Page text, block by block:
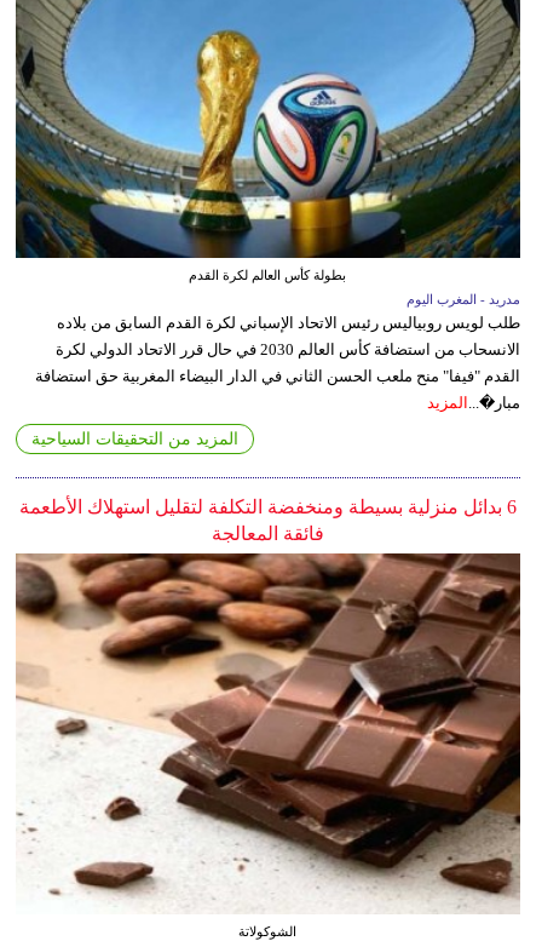
بطولة كأس العالم لكرة القدم
مدريد - المغرب اليوم
طلب لويس روبياليس رئيس الاتحاد الإسباني لكرة القدم السابق من بلاده
الانسحاب من استضافة كأس العالم 2030 في حال قرر الاتحاد الدولي لكرة
القدم "فيفا" منح ملعب الحسن الثاني في الدار البيضاء المغربية حق استضافة
مبار�... المزيد
المزيد من التحقيقات السياحية
6 بدائل منزلية بسيطة ومنخفضة التكلفة لتقليل استهلاك الأطعمة
فائقة المعالجة
الشوكولاتة